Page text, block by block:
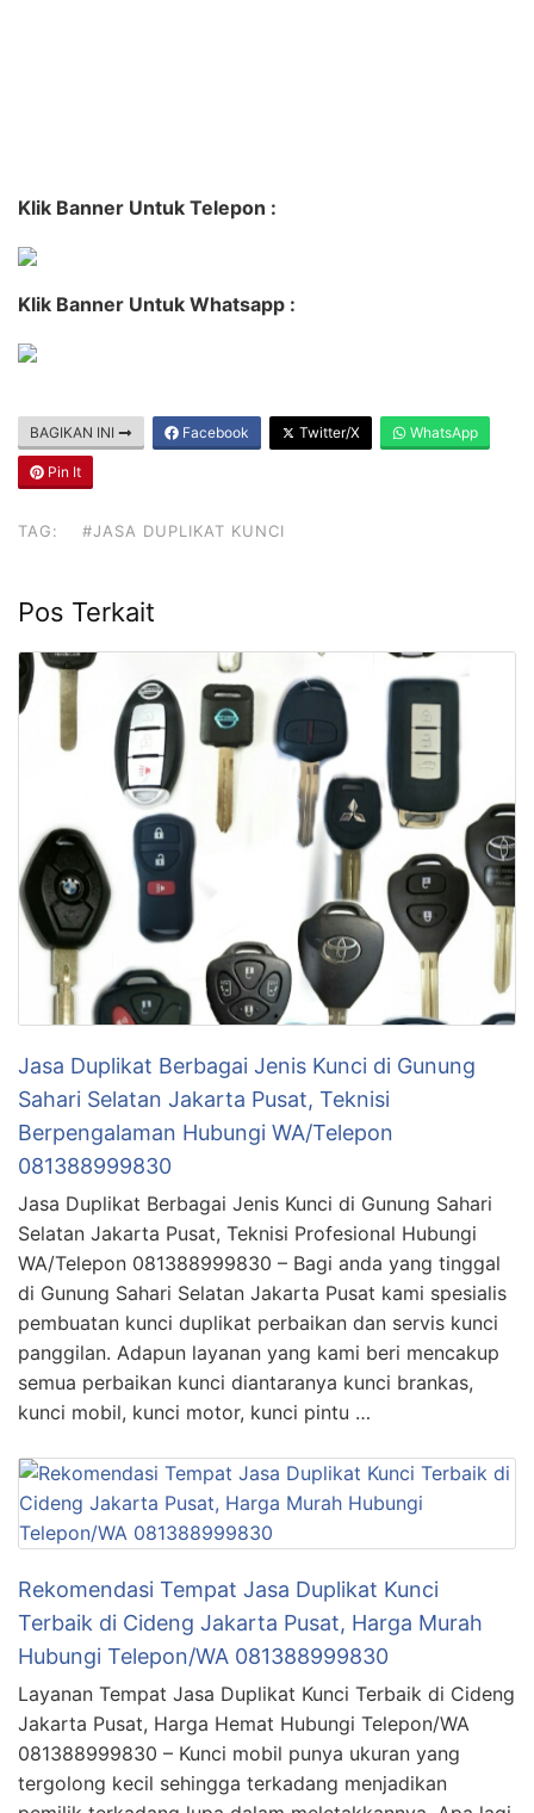
Klik Banner Untuk Telepon :
Klik Banner Untuk Whatsapp :
BAGIKAN INI Facebook Twitter/X WhatsApp
Pin It
TAG: #JASA DUPLIKAT KUNCI
Pos Terkait
Jasa Duplikat Berbagai Jenis Kunci di Gunung
Sahari Selatan Jakarta Pusat, Teknisi
Berpengalaman Hubungi WA/Telepon
081388999830
Jasa Duplikat Berbagai Jenis Kunci di Gunung Sahari
Selatan Jakarta Pusat, Teknisi Profesional Hubungi
WA/Telepon 081388999830 – Bagi anda yang tinggal
di Gunung Sahari Selatan Jakarta Pusat kami spesialis
pembuatan kunci duplikat perbaikan dan servis kunci
panggilan. Adapun layanan yang kami beri mencakup
semua perbaikan kunci diantaranya kunci brankas,
kunci mobil, kunci motor, kunci pintu …
Rekomendasi Tempat Jasa Duplikat Kunci
Terbaik di Cideng Jakarta Pusat, Harga Murah
Hubungi Telepon/WA 081388999830
Layanan Tempat Jasa Duplikat Kunci Terbaik di Cideng
Jakarta Pusat, Harga Hemat Hubungi Telepon/WA
081388999830 – Kunci mobil punya ukuran yang
tergolong kecil sehingga terkadang menjadikan